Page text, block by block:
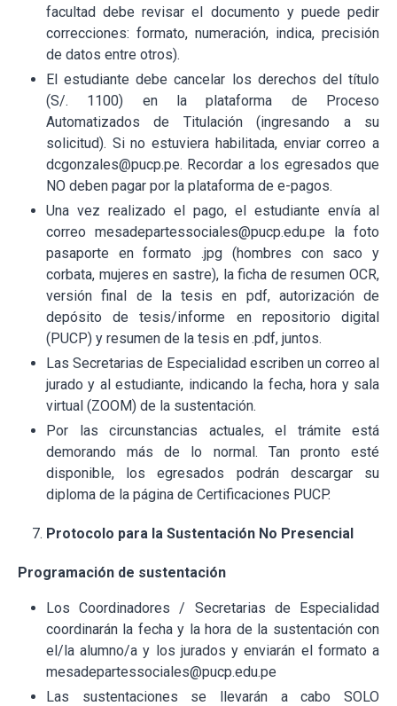
facultad debe revisar el documento y puede pedir
correcciones: formato, numeración, indica, precisión
de datos entre otros).
El estudiante debe cancelar los derechos del título
(S/. 1100) en la plataforma de Proceso
Automatizados de Titulación (ingresando a su
solicitud). Si no estuviera habilitada, enviar correo a
dcgonzales@pucp.pe. Recordar a los egresados que
NO deben pagar por la plataforma de e-pagos.
Una vez realizado el pago, el estudiante envía al
correo mesadepartessociales@pucp.edu.pe la foto
pasaporte en formato .jpg (hombres con saco y
corbata, mujeres en sastre), la ficha de resumen OCR,
versión final de la tesis en pdf, autorización de
depósito de tesis/informe en repositorio digital
(PUCP) y resumen de la tesis en .pdf, juntos.
Las Secretarias de Especialidad escriben un correo al
jurado y al estudiante, indicando la fecha, hora y sala
virtual (ZOOM) de la sustentación.
Por las circunstancias actuales, el trámite está
demorando más de lo normal. Tan pronto esté
disponible, los egresados podrán descargar su
diploma de la página de Certificaciones PUCP.
Protocolo para la Sustentación No Presencial
Programación de sustentación
Los Coordinadores / Secretarias de Especialidad
coordinarán la fecha y la hora de la sustentación con
el/la alumno/a y los jurados y enviarán el formato a
mesadepartessociales@pucp.edu.pe
Las sustentaciones se llevarán a cabo SOLO